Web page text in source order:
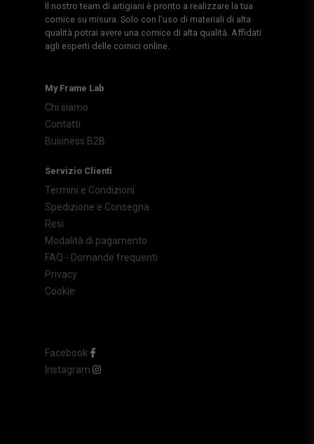
Il nostro team di artigiani è pronto a realizzare la tua
cornice su misura. Solo con l'uso di materiali di alta
qualità potrai avere una cornice di alta qualità. Affidati
agli esperti delle cornici online.
My Frame Lab
Chi siamo
Contatti
Business B2B
Servizio Clienti
Termini e Condizioni
Spedizione e Consegna
Resi
Modalità di pagamento
FAQ - Domande frequenti
Privacy
Cookie
Facebook
Instagram